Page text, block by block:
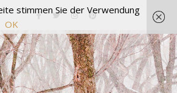
stimmen Sie der Verwendung
OK